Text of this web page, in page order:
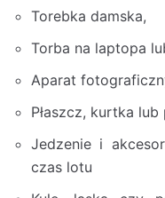
Torebka damska,
Torba na laptopa
Aparat
Płaszcz, kurtka lub
Jedzenie i
czas lotu